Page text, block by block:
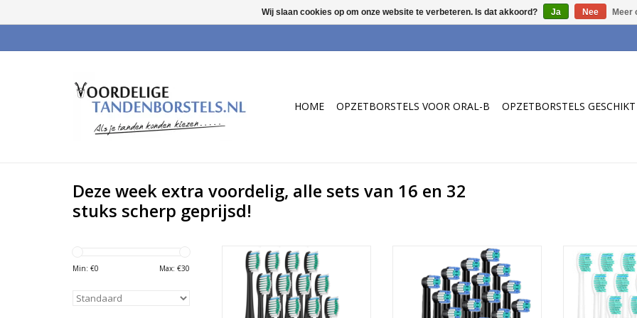
HOME OPZETBORSTELS VOOR ORAL-B OPZETBORSTELS
Deze week extra voordelig, alle sets van 16 en 32
stuks scherp geprijsd!
Min: €0 Max: €30
16 Zwarte opzetborstels geschikt
voor vrijwel alle Philips Sonicare
elektrische tandenborstels.
TOEVOEGEN AAN WINKELWAGEN
16 Zwarte opzetborstels geschikt
voor vrijwel alle Oral-B
elektrische tandenborstels.
Medium hardheid geschikt voor
zwarte Oral-B handles. Voordelig
16
Philips
Wij slaan cookies op om onze website te verbeteren. Is dat akkoord? Ja Nee Meer